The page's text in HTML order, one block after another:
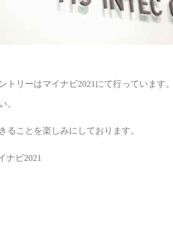
リーはマイナビ2021にて行っています。
。
ることを楽しみにしております。